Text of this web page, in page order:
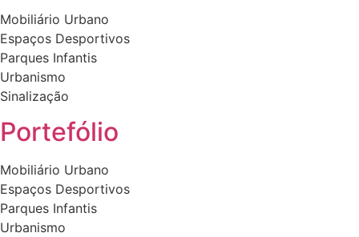
Mobiliário Urbano
Espaços Desportivos
Parques Infantis
Urbanismo
Sinalização
Portefólio
Mobiliário Urbano
Espaços Desportivos
Parques Infantis
Urbanismo